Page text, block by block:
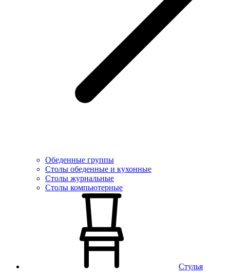
Обеденные группы
Столы обеденные и кухонные
Столы журнальные
Столы компьютерные
Стулья